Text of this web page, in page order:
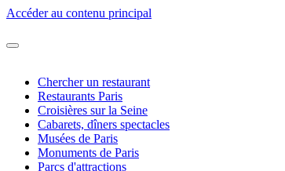
Accéder au contenu principal
Chercher un restaurant
Restaurants Paris
Croisières sur la Seine
Cabarets, dîners spectacles
Musées de Paris
Monuments de Paris
Parcs d'attractions